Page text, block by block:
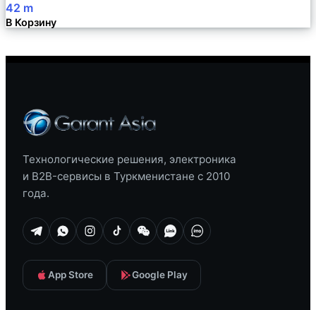
42 m
В Корзину
Технологические решения, электроника
и B2B-сервисы в Туркменистане с 2010
года.
App Store Google Play